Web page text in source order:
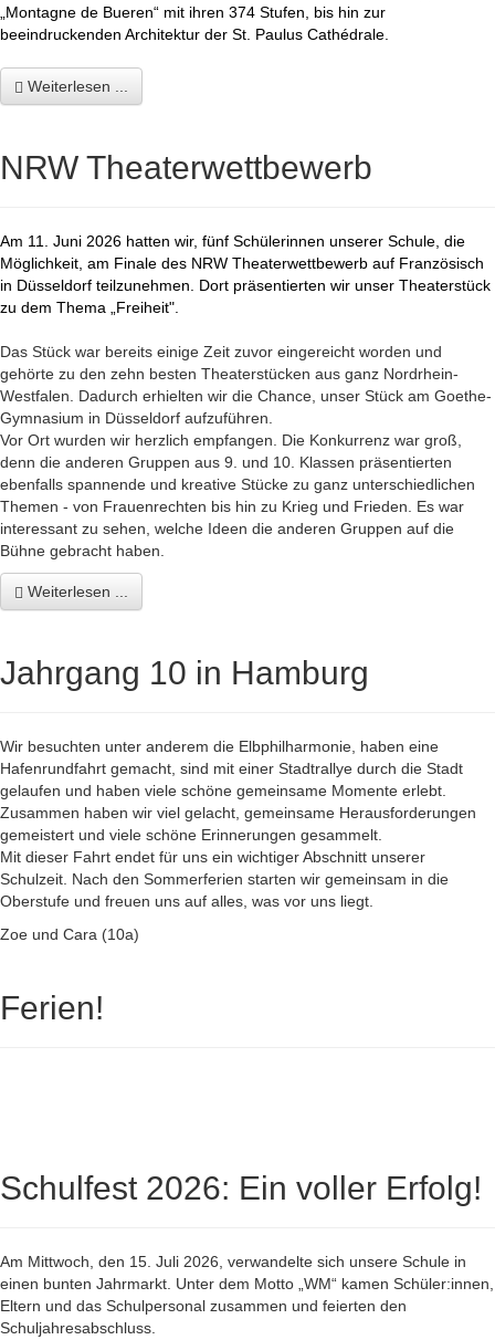
„Montagne de Bueren“ mit ihren 374 Stufen, bis hin zur
beeindruckenden Architektur der St. Paulus Cathédrale.
Weiterlesen ...
NRW Theaterwettbewerb
Am 11. Juni 2026 hatten wir, fünf Schülerinnen unserer Schule, die
Möglichkeit, am Finale des NRW Theaterwettbewerb auf Französisch
in Düsseldorf teilzunehmen. Dort präsentierten wir unser Theaterstück
zu dem Thema „Freiheit".
Das Stück war bereits einige Zeit zuvor eingereicht worden und
gehörte zu den zehn besten Theaterstücken aus ganz Nordrhein-
Westfalen. Dadurch erhielten wir die Chance, unser Stück am Goethe-
Gymnasium in Düsseldorf aufzuführen.
Vor Ort wurden wir herzlich empfangen. Die Konkurrenz war groß,
denn die anderen Gruppen aus 9. und 10. Klassen präsentierten
ebenfalls spannende und kreative Stücke zu ganz unterschiedlichen
Themen - von Frauenrechten bis hin zu Krieg und Frieden. Es war
interessant zu sehen, welche Ideen die anderen Gruppen auf die
Bühne gebracht haben.
Weiterlesen ...
Jahrgang 10 in Hamburg
Wir besuchten unter anderem die Elbphilharmonie, haben eine
Hafenrundfahrt gemacht, sind mit einer Stadtrallye durch die Stadt
gelaufen und haben viele schöne gemeinsame Momente erlebt.
Zusammen haben wir viel gelacht, gemeinsame Herausforderungen
gemeistert und viele schöne Erinnerungen gesammelt.
Mit dieser Fahrt endet für uns ein wichtiger Abschnitt unserer
Schulzeit. Nach den Sommerferien starten wir gemeinsam in die
Oberstufe und freuen uns auf alles, was vor uns liegt.
Zoe und Cara (10a)
Ferien!
Schulfest 2026: Ein voller Erfolg!
Am Mittwoch, den 15. Juli 2026, verwandelte sich unsere Schule in
einen bunten Jahrmarkt. Unter dem Motto „WM“ kamen Schüler:innen,
Eltern und das Schulpersonal zusammen und feierten den
Schuljahresabschluss.